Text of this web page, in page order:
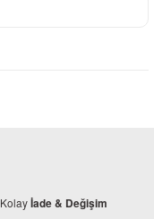
Kolayİade & Değişim